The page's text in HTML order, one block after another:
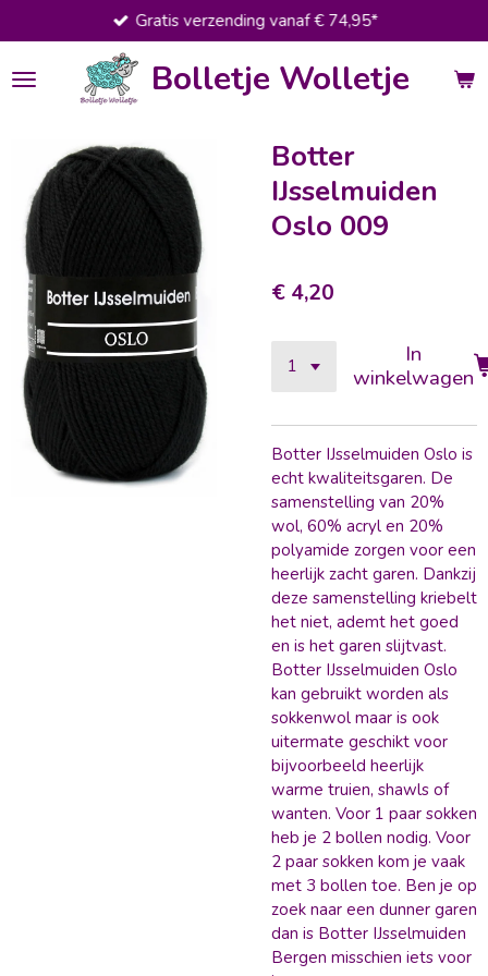
direct
naar
de
Bolletje Wolletje
Gratis verzending vanaf € 74,95*
Botter
IJsselmuiden
Oslo 009
€ 4,20
In
winkelwagen
Botter IJsselmuiden Oslo is
echt kwaliteitsgaren. De
samenstelling van 20%
wol, 60% acryl en 20%
polyamide zorgen voor een
heerlijk zacht garen. Dankzij
deze samenstelling kriebelt
het niet, ademt het goed
en is het garen slijtvast.
Botter IJsselmuiden Oslo
kan gebruikt worden als
sokkenwol maar is ook
uitermate geschikt voor
bijvoorbeeld heerlijk
warme truien, shawls of
wanten. Voor 1 paar sokken
heb je 2 bollen nodig. Voor
2 paar sokken kom je vaak
met 3 bollen toe. Ben je op
zoek naar een dunner garen
dan is Botter IJsselmuiden
Bergen misschien iets voor